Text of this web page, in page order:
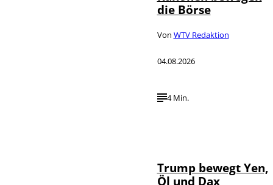
die Börse
Von WTV Redaktion
04.08.2026
4 Min.
Trump bewegt Yen,
Öl und Dax